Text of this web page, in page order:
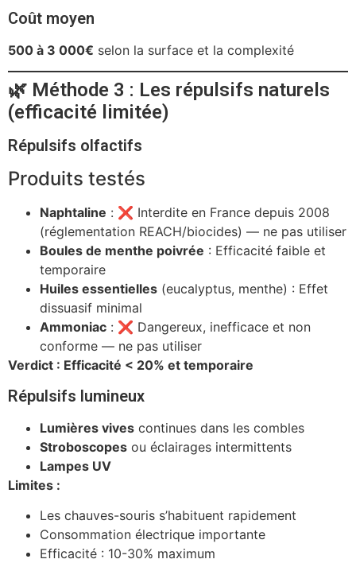
Coût moyen
500 à 3 000€ selon la surface et la complexité
🌿 Méthode 3 : Les répulsifs naturels
(efficacité limitée)
Répulsifs olfactifs
Produits testés
Naphtaline : ❌ Interdite en France depuis 2008
(réglementation REACH/biocides) — ne pas utiliser
Boules de menthe poivrée : Efficacité faible et
temporaire
Huiles essentielles (eucalyptus, menthe) : Effet
dissuasif minimal
Ammoniac : ❌ Dangereux, inefficace et non
conforme — ne pas utiliser
Verdict : Efficacité < 20% et temporaire
Répulsifs lumineux
Lumières vives continues dans les combles
Stroboscopes ou éclairages intermittents
Lampes UV
Limites :
Les chauves-souris s’habituent rapidement
Consommation électrique importante
Efficacité : 10-30% maximum